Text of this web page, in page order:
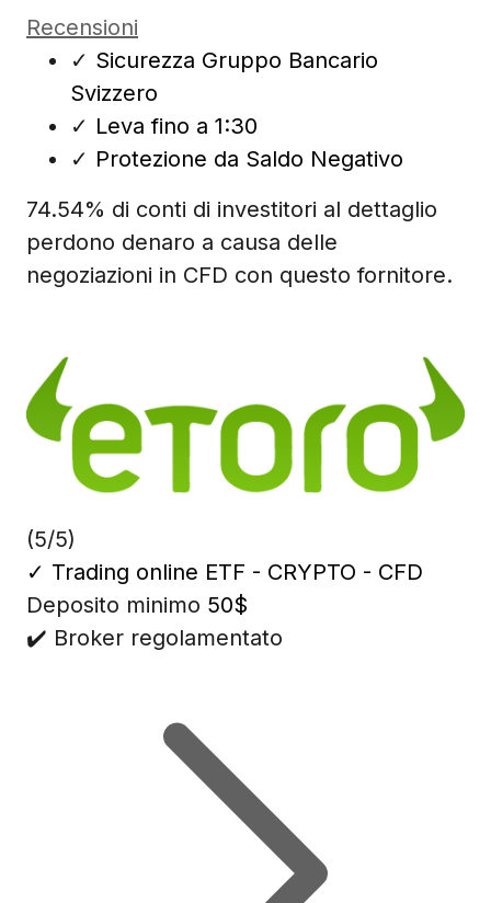
Recensioni
✓ Sicurezza Gruppo Bancario
Svizzero
✓ Leva fino a 1:30
✓ Protezione da Saldo Negativo
74.54% di conti di investitori al dettaglio
perdono denaro a causa delle
negoziazioni in CFD con questo fornitore.
(5/5)
✓ Trading online ETF - CRYPTO - CFD
Deposito minimo 50$
✔️ Broker regolamentato